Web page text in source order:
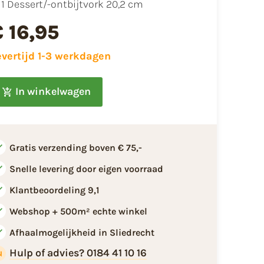
1 Dessert/-ontbijtvork 20,2 cm
16,95
1-3 werkdagen
In winkelwagen
Gratis verzending boven € 75,-
Snelle levering door eigen voorraad
Klantbeoordeling 9,1
Webshop + 500m² echte winkel
Afhaalmogelijkheid in Sliedrecht
Hulp of advies? 0184 41 10 16